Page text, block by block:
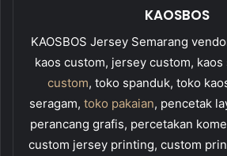
KAOSBOS
KAOSBOS Jersey Semarang
kaos custom, jersey custom, kaos
custom, toko spanduk, toko
seragam, toko pakaian, pencetak
perancang grafis, percetakan
custom jersey printing, custom